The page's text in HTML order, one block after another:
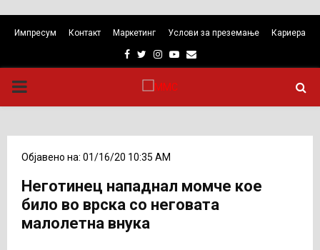
Импресум Контакт Маркетинг Услови за преземање Кариера
Facebook
TwitterInstagram
Youtube
Email
PRIMARY
Објавено на: 01/16/20 10:35 AM
Неготинец нападнал момче кое
било во врска со неговата
малолетна внука